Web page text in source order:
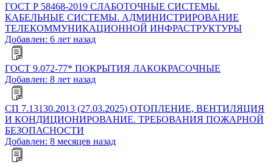
ГОСТ Р 58468-2019 СЛАБОТОЧНЫЕ СИСТЕМЫ.
КАБЕЛЬНЫЕ СИСТЕМЫ. АДМИНИСТРИРОВАНИЕ
ТЕЛЕКОММУНИКАЦИОННОЙ ИНФРАСТРУКТУРЫ
Добавлен: 6 лет назад
ГОСТ 9.072-77* ПОКРЫТИЯ ЛАКОКРАСОЧНЫЕ
Добавлен: 8 лет назад
СП 7.13130.2013 (27.03.2025) ОТОПЛЕНИЕ, ВЕНТИЛЯЦИЯ
И КОНДИЦИОНИРОВАНИЕ. ТРЕБОВАНИЯ ПОЖАРНОЙ
БЕЗОПАСНОСТИ
Добавлен: 8 месяцев назад